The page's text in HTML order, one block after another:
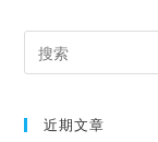
近期文章